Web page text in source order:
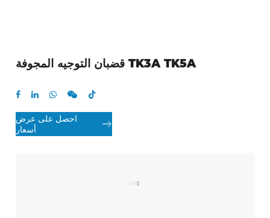
قضبان التوجيه المجوفة TK3A TK5A

احصل على عرض
أسعار
